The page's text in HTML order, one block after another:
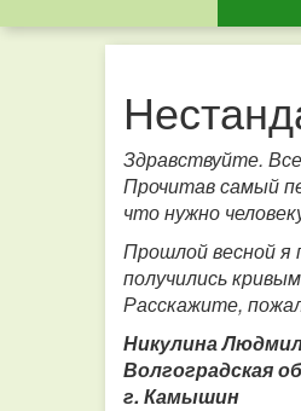
Здравствуйте.
Прочитав самый
что нужно
Прошлой весной я
получились
Расскажите,
Никулина
Волгоградская
г. Камышин